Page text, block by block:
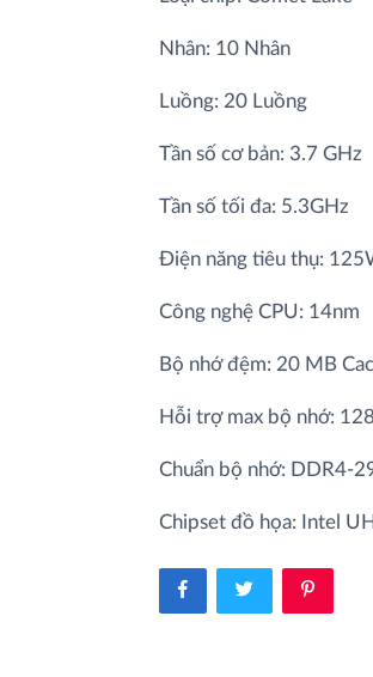
Nhân: 10 Nhân
Luồng: 20 Luồng
Tần số cơ bản: 3.7 GHz
Tần số tối đa: 5.3GHz
Điện năng tiêu thụ:
Công nghệ CPU: 14nm
Bộ nhớ đệm: 20 MB
Hỗi trợ max bộ nhớ:
Chuẩn bộ nhớ: DDR4-
Chipset đồ họa: Intel